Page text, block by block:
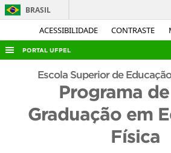
ACESSIBILIDADE CONTRASTE
BRASIL
PORTAL UFPEL
ACESSO À INFORMAÇÃO
COBALTO
Escola Superior de
Programa
Graduação em
Física